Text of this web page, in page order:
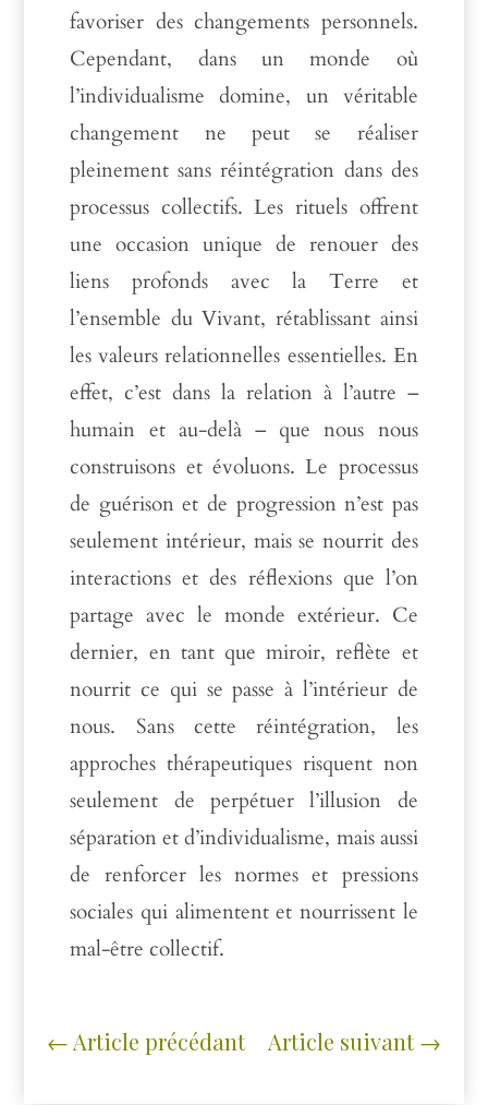
favoriser des changements personnels.
Cependant, dans un monde où
l’individualisme domine, un véritable
changement ne peut se réaliser
pleinement sans réintégration dans des
processus collectifs. Les rituels offrent
une occasion unique de renouer des
liens profonds avec la Terre et
l’ensemble du Vivant, rétablissant ainsi
les valeurs relationnelles essentielles. En
effet, c’est dans la relation à l’autre –
humain et au-delà – que nous nous
construisons et évoluons. Le processus
de guérison et de progression n’est pas
seulement intérieur, mais se nourrit des
interactions et des réflexions que l’on
partage avec le monde extérieur. Ce
dernier, en tant que miroir, reflète et
nourrit ce qui se passe à l’intérieur de
nous. Sans cette réintégration, les
approches thérapeutiques risquent non
seulement de perpétuer l’illusion de
séparation et d’individualisme, mais aussi
de renforcer les normes et pressions
sociales qui alimentent et nourrissent le
mal-être collectif.
← Article précédant Article suivant→